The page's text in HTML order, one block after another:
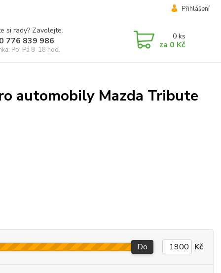
Přihlášení
si rady? Zavolejte.
776 839 986
Po-Pá 8-18 hod.
0 ks
za 0 Kč
automobily Mazda Tribute
Do Kč